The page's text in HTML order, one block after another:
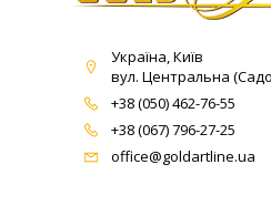
Україна, Київ
вул. Центральна
+38 (050) 462-76-55
+38 (067) 796-27-25
office@goldartline.ua